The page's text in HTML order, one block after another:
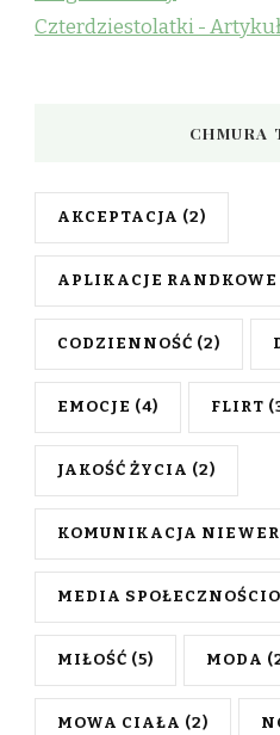
Czterdziestolatki -
CHMURA
AKCEPTACJA (2)
APLIKACJE RANDKOWE
CODZIENNOŚĆ (2)
EMOCJE (4) FLIRT
JAKOŚĆ ŻYCIA (2)
KOMUNIKACJA
MEDIA
MIŁOŚĆ (5) MODA
MOWA CIAŁA (2)